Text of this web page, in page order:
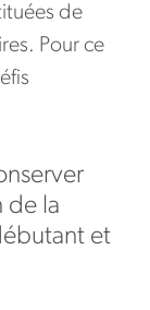
de
Pour ce
de la
et